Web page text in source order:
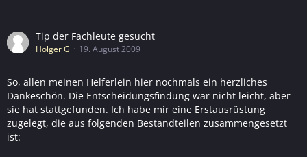
Tip der Fachleute gesucht
Holger G 19. August 2009
So, allen meinen Helferlein hier nochmals ein herzliches
Dankeschön. Die Entscheidungsfindung war nicht leicht, aber
sie hat stattgefunden. Ich habe mir eine Erstausrüstung
zugelegt, die aus folgenden Bestandteilen zusammengesetzt
ist: